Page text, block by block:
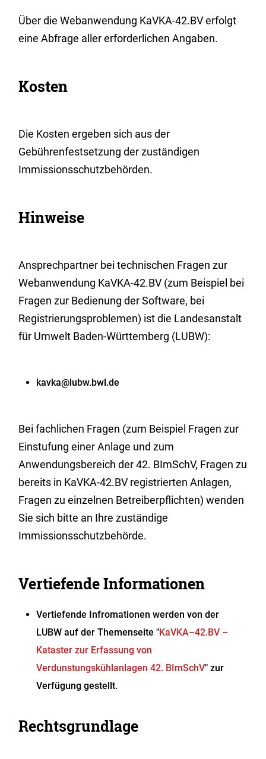
Über dieWebanwendung KaVKA-42.BV erfolgt
eine Abfrage aller erforderlichen Angaben.
Kosten
Die Kosten ergeben sich aus der
Gebührenfestsetzung der zuständigen
Immissionsschutzbehörden.
Hinweise
Ansprechpartner bei technischen Fragen zur
Webanwendung KaVKA-42.BV (zum Beispiel bei
Fragen zur Bedienung der Software, bei
Registrierungsproblemen) ist die Landesanstalt
für Umwelt Baden-Württemberg (LUBW):
kavka@lubw.bwl.de
Bei fachlichen Fragen (zum Beispiel Fragen zur
Einstufung einer Anlage und zum
Anwendungsbereich der 42. BImSchV, Fragen zu
bereits in KaVKA-42.BV registrierten Anlagen,
Fragen zu einzelnen Betreiberpflichten) wenden
Sie sich bitte an Ihre zuständige
Immissionsschutzbehörde.
Vertiefende Informationen
Vertiefende Infromationen werden von der
LUBW auf der Themenseite "KaVKA–42.BV –
Kataster zur Erfassung von
Verdunstungskühlanlagen 42. BImSchV" zur
Verfügung gestellt.
Rechtsgrundlage